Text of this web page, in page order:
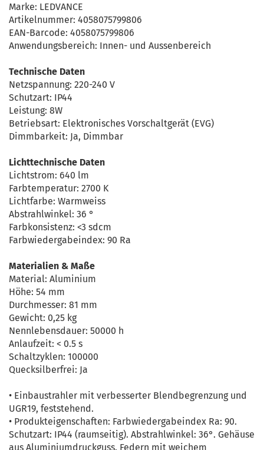
Marke: LEDVANCE
Artikelnummer: 4058075799806
EAN-Barcode: 4058075799806
Anwendungsbereich: Innen- und Aussenbereich
Technische Daten
Netzspannung: 220-240 V
Schutzart: IP44
Leistung: 8W
Betriebsart: Elektronisches Vorschaltgerät (EVG)
Dimmbarkeit: Ja, Dimmbar
Lichttechnische Daten
Lichtstrom: 640 lm
Farbtemperatur: 2700 K
Lichtfarbe: Warmweiss
Abstrahlwinkel: 36 °
Farbkonsistenz: <3 sdcm
Farbwiedergabeindex: 90 Ra
Materialien & Maße
Material: Aluminium
Höhe: 54 mm
Durchmesser: 81 mm
Gewicht: 0,25 kg
Nennlebensdauer: 50000 h
Anlaufzeit: < 0.5 s
Schaltzyklen: 100000
Quecksilberfrei: Ja
• Einbaustrahler mit verbesserter Blendbegrenzung und
UGR19, feststehend.
• Produkteigenschaften: Farbwiedergabeindex Ra: 90.
Schutzart: IP44 (raumseitig). Abstrahlwinkel: 36°. Gehäuse
aus Aluminiumdruckguss. Federn mit weichem